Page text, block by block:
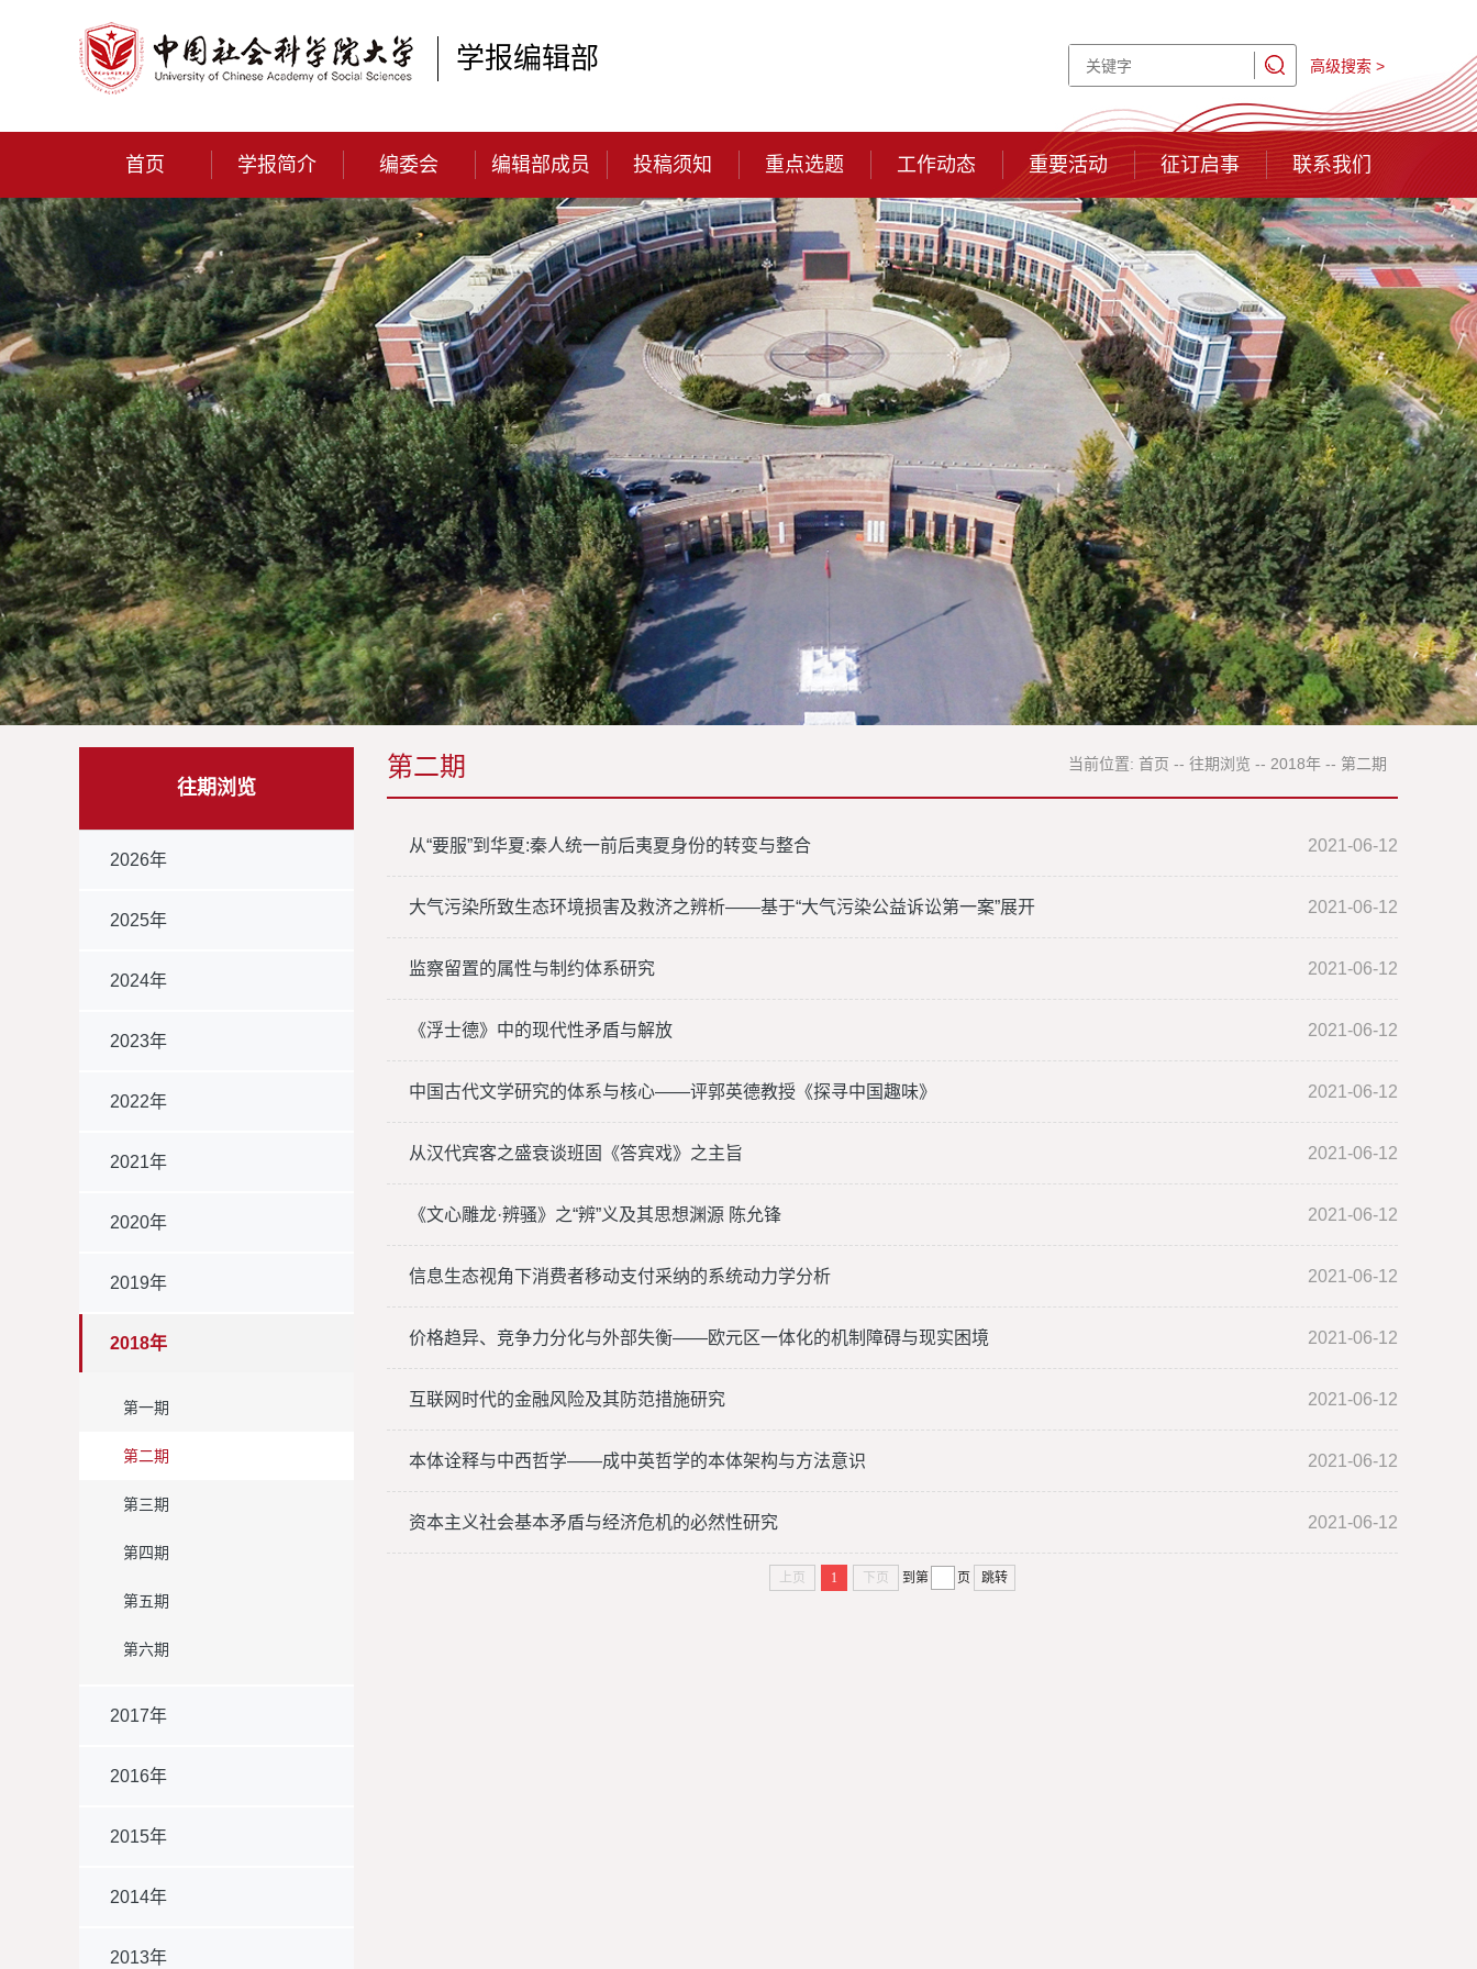
学报编辑部 高级搜索 >
首页 学报简介 编委会 编辑部成员 投稿须知 重点选题 工作动态 重要活动 征订启事 联系我们
往期浏览
2026年
2025年
2024年
2023年
2022年
2021年
2020年
2019年
2018年
第一期
第二期
第三期
第四期
第五期
第六期
2017年
2016年
2015年
2014年
2013年
第二期 当前位置: 首页 -- 往期浏览 -- 2018年 -- 第二期
2021-06-12
从“要服”到华夏:秦人统一前后夷夏身份的转变与整合
2021-06-12
大气污染所致生态环境损害及救济之辨析——基于“大气污染公益诉讼第一案”展开
2021-06-12
监察留置的属性与制约体系研究
2021-06-12
《浮士德》中的现代性矛盾与解放
2021-06-12
中国古代文学研究的体系与核心——评郭英德教授《探寻中国趣味》
2021-06-12
从汉代宾客之盛衰谈班固《答宾戏》之主旨
2021-06-12
《文心雕龙·辨骚》之“辨”义及其思想渊源 陈允锋
2021-06-12
信息生态视角下消费者移动支付采纳的系统动力学分析
2021-06-12
价格趋异、竞争力分化与外部失衡——欧元区一体化的机制障碍与现实困境
2021-06-12
互联网时代的金融风险及其防范措施研究
2021-06-12
本体诠释与中西哲学——成中英哲学的本体架构与方法意识
2021-06-12
资本主义社会基本矛盾与经济危机的必然性研究
上页 1 下页 到第 页 跳转